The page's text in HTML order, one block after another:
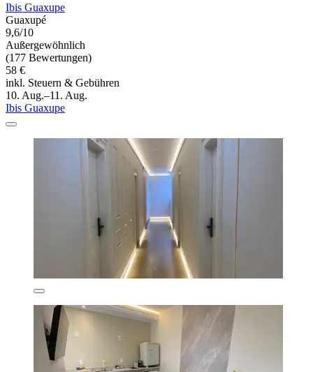
Ibis Guaxupe
Guaxupé
9,6/10
Außergewöhnlich
(177 Bewertungen)
58 €
inkl. Steuern & Gebühren
10. Aug.–11. Aug.
Ibis Guaxupe